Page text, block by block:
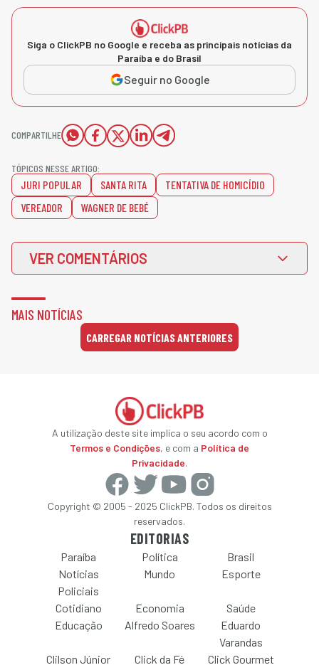
Siga o ClickPB no Google e receba as principais notícias da
Paraíba e do Brasil
Seguir no Google
COMPARTILHE
TÓPICOS NESSE ARTIGO:
JURI POPULAR SANTA RITA
TENTATIVA DE HOMICÍDIO
VEREADOR
WAGNER DE BEBÉ
VER COMENTÁRIOS
MAIS NOTÍCIAS
CARREGAR NOTÍCIAS ANTERIORES
A utilização deste site implica o seu acordo com o
Termos e Condições, e com a Política de
Privacidade.
Copyright © 2005 - 2025 ClickPB. Todos os direitos
reservados.
EDITORIAS
Paraíba Política
Brasil
Notícias
Policiais
Mundo Esporte
Cotidiano Economia
Saúde
Educação
Alfredo Soares
Eduardo
Varandas
Clilson Júnior
Click da Fé
Click Gourmet